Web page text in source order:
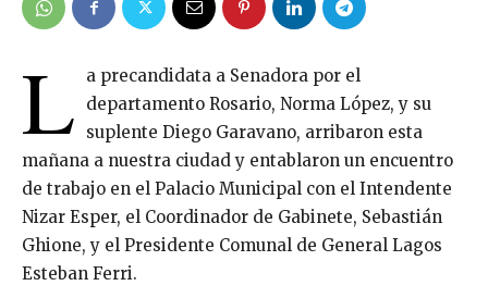
L
a precandidata a Senadora por el
departamento Rosario, Norma López, y su
suplente Diego Garavano, arribaron esta
mañana a nuestra ciudad y entablaron un encuentro
de trabajo en el Palacio Municipal con el Intendente
Nizar Esper, el Coordinador de Gabinete, Sebastián
Ghione, y el Presidente Comunal de General Lagos
Esteban Ferri.